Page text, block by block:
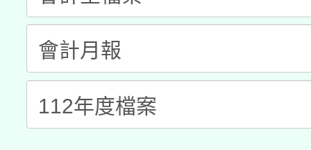
方素養工作坊新北場」
「族語學習班」招生簡
文教學共融平台-教案
件」活動簡章
教育部國民及學前教育
年度COVID-19疫苗接
接種對象擴大為「滿6
接種之民眾」措施，延